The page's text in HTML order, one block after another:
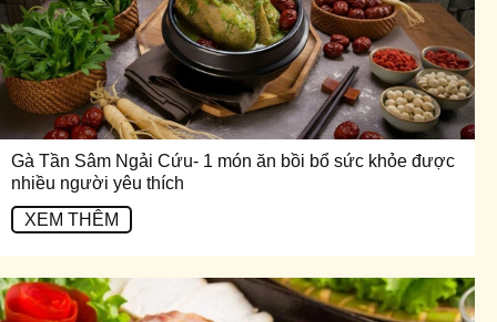
Gà Tần Sâm Ngải Cứu- 1 món ăn bồi bổ sức khỏe được
nhiều người yêu thích
XEM THÊM